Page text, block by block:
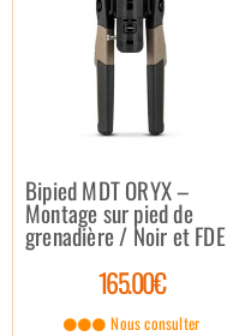
Bipied MDT ORYX –
Montage sur pied de
grenadière / Noir et FDE
165.00€
Nous consulter